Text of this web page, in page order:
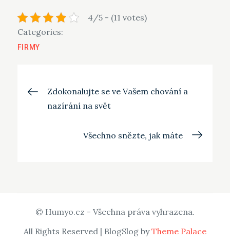
4/5 - (11 votes)
Categories:
FIRMY
Navigace
pro
příspěvek
Zdokonalujte se ve Vašem chování a
nazírání na svět
Všechno snězte, jak máte
© Humyo.cz - Všechna práva vyhrazena.
All Rights Reserved | BlogSlog byTheme Palace